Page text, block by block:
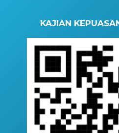
KAJIAN